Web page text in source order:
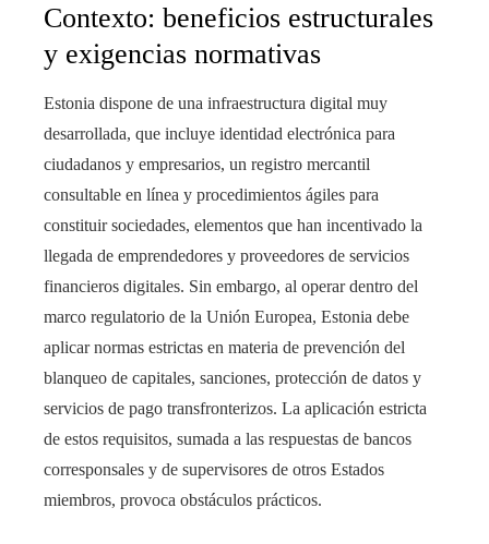
Contexto: beneficios estructurales
y exigencias normativas
Estonia dispone de una infraestructura digital muy
desarrollada, que incluye identidad electrónica para
ciudadanos y empresarios, un registro mercantil
consultable en línea y procedimientos ágiles para
constituir sociedades, elementos que han incentivado la
llegada de emprendedores y proveedores de servicios
financieros digitales. Sin embargo, al operar dentro del
marco regulatorio de la Unión Europea, Estonia debe
aplicar normas estrictas en materia de prevención del
blanqueo de capitales, sanciones, protección de datos y
servicios de pago transfronterizos. La aplicación estricta
de estos requisitos, sumada a las respuestas de bancos
corresponsales y de supervisores de otros Estados
miembros, provoca obstáculos prácticos.